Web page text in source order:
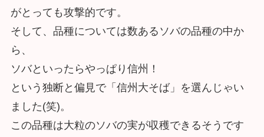
がとっても攻撃的です。
そして、品種については数あるソバの品種の中か
ら、
ソバといったらやっぱり信州！
という独断と偏見で「信州大そば」を選んじゃい
ました(笑)。
この品種は大粒のソバの実が収穫できるそうです